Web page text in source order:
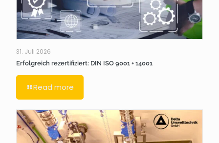
31. Juli 2026
Erfolgreich rezertifiziert: DIN ISO 9001 + 14001
Read more